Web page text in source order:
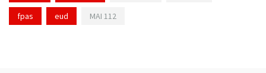
fpas eud MAI 112